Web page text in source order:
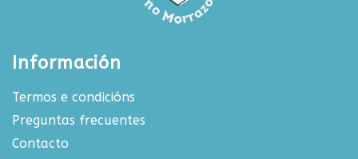
Información
Termos e condicións
Preguntas frecuentes
Contacto